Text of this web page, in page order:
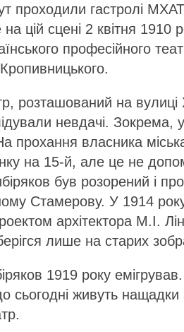
проходили гастролі
цій сцені 2 квітня 1910
професійного
розташований на вулиці
невдачі. Зокрема,
прохання власника
на 15-й, але це не
був розорений і
Стамерову. У 1914
архітектора М.І.
лише на старих
1919 року
сьогодні живуть